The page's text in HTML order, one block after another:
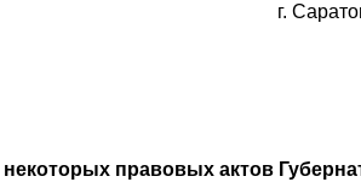
г.
правовых актов